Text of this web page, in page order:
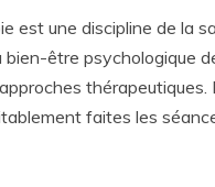
est une discipline de la
bien-être psychologique
thérapeutiques.
faites les